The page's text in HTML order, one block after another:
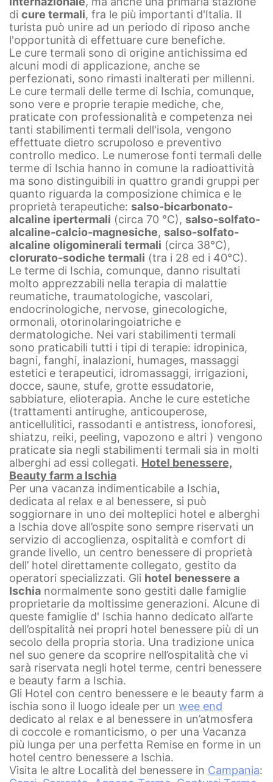
di cure termali, fra le più importanti d'Italia. Il
turista può unire ad un periodo di riposo anche
l'opportunità di effettuare cure benefiche.
Le cure termali sono di origine antichissima ed
alcuni modi di applicazione, anche se
perfezionati, sono rimasti inalterati per millenni.
Le cure termali delle terme di Ischia, comunque,
sono vere e proprie terapie mediche, che,
praticate con professionalità e competenza nei
tanti stabilimenti termali dell'isola, vengono
effettuate dietro scrupoloso e preventivo
controllo medico. Le numerose fonti termali delle
terme di Ischia hanno in comune la radioattività
ma sono distinguibili in quattro grandi gruppi per
quanto riguarda la composizione chimica e le
proprietà terapeutiche: salso-bicarbonato-
alcaline ipertermali (circa 70 °C), salso-solfato-
alcaline-calcio-magnesiche, salso-solfato-
alcaline oligominerali termali (circa 38°C),
clorurato-sodiche termali (tra i 28 ed i 40°C).
Le terme di Ischia, comunque, danno risultati
molto apprezzabili nella terapia di malattie
reumatiche, traumatologiche, vascolari,
endocrinologiche, nervose, ginecologiche,
ormonali, otorinolaringoiatriche e
dermatologiche. Nei vari stabilimenti termali
sono praticabili tutti i tipi di terapie: idropinica,
bagni, fanghi, inalazioni, humages, massaggi
estetici e terapeutici, idromassaggi, irrigazioni,
docce, saune, stufe, grotte essudatorie,
sabbiature, elioterapia. Anche le cure estetiche
(trattamenti antirughe, anticouperose,
anticellulitici, rassodanti e antistress, ionoforesi,
shiatzu, reiki, peeling, vapozono e altri ) vengono
praticate sia negli stabilimenti termali sia in molti
alberghi ad essi collegati. Hotel benessere,
Beauty farm a Ischia
Per una vacanza indimenticabile a Ischia,
dedicata al relax e al benessere, si può
soggiornare in uno dei molteplici hotel e alberghi
a Ischia dove all’ospite sono sempre riservati un
servizio di accoglienza, ospitalità e comfort di
grande livello, un centro benessere di proprietà
dell’ hotel direttamente collegato, gestito da
operatori specializzati. Gli hotel benessere a
Ischia normalmente sono gestiti dalle famiglie
proprietarie da moltissime generazioni. Alcune di
queste famiglie d' Ischia hanno dedicato all’arte
dell’ospitalità nei propri hotel benessere più di un
secolo della propria storia. Una tradizione unica
nel suo genere da scoprire nell’ospitalità che vi
sarà riservata negli hotel terme, centri benessere
e beauty farm a Ischia.
Gli Hotel con centro benessere e le beauty farm a
ischia sono il luogo ideale per un wee end
dedicato al relax e al benessere in un’atmosfera
di coccole e romanticismo, o per una Vacanza
più lunga per una perfetta Remise en forme in un
hotel centro benessere a Ischia.
Visita le altre Località del benessere in Campania: